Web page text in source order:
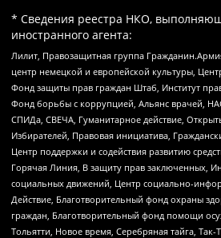
* Сведения реестра НКО,
иностранного агента:
Лилит, Правозащитная группа
центр немецкой и европейской культуры,
Фонд защиты прав граждан Штаб, Институт
Фонд борьбы с коррупцией, Альянс врачей,
СПИДа, СВЕЧА, Гуманитарное действие,
Избирателей, Правовая инициатива,
Центр поддержки и содействия развитию
Горячая Линия, В защиту прав заключенных,
социальных движений, Центр социально-
Действие, Благотворительный фонд охраны
граждан, Благотворительный фонд помощи
Тольятти, Новое время, Серебряная тайга, Так-